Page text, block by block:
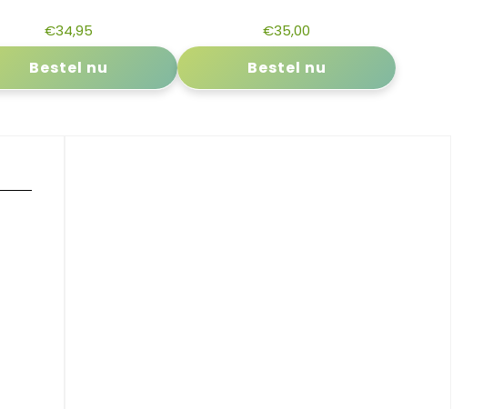
€34,95
Bestel nu
€35,00
Bestel nu